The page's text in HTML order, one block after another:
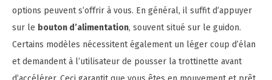
options peuvent s’offrir à vous. En général, il suffit d’appuyer
sur le bouton d’alimentation, souvent situé sur le guidon.
Certains modèles nécessitent également un léger coup d’élan
et demandent à l’utilisateur de pousser la trottinette avant